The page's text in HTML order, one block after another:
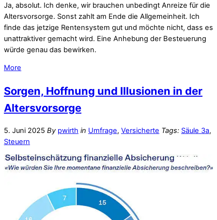
Ja, absolut. Ich denke, wir brauchen unbedingt Anreize für die
Altersvorsorge. Sonst zahlt am Ende die Allgemeinheit. Ich
finde das jetzige Rentensystem gut und möchte nicht, dass es
unattraktiver gemacht wird. Eine Anhebung der Besteuerung
würde genau das bewirken.
More
Sorgen, Hoffnung und Illusionen in der
Altersvorsorge
5. Juni 2025 By pwirth in Umfrage, Versicherte Tags: Säule 3a,
Steuern